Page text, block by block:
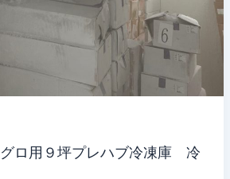
ロ用９坪プレハブ冷凍庫 冷